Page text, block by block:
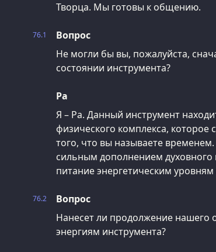
Творца. Мы готовы к общению.
76.1
Вопрос
Не могли бы вы, пожалуйста,
состоянии инструмента?
Ра
Я – Ра. Данный инструмент
физического комплекса, которое
того, что вы называете
сильным дополнением
питание энергетическим
76.2
Вопрос
Нанесет ли продолжение
энергиям инструмента?